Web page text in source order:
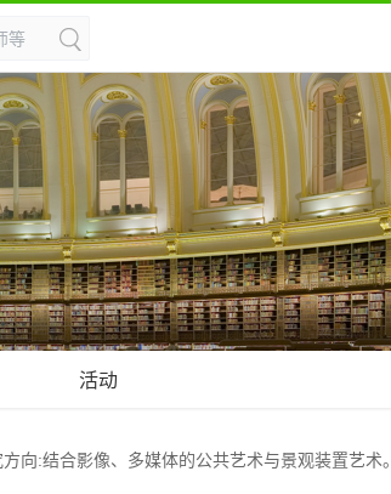
活动
向:结合影像、多媒体的公共艺术与景观装置艺术。